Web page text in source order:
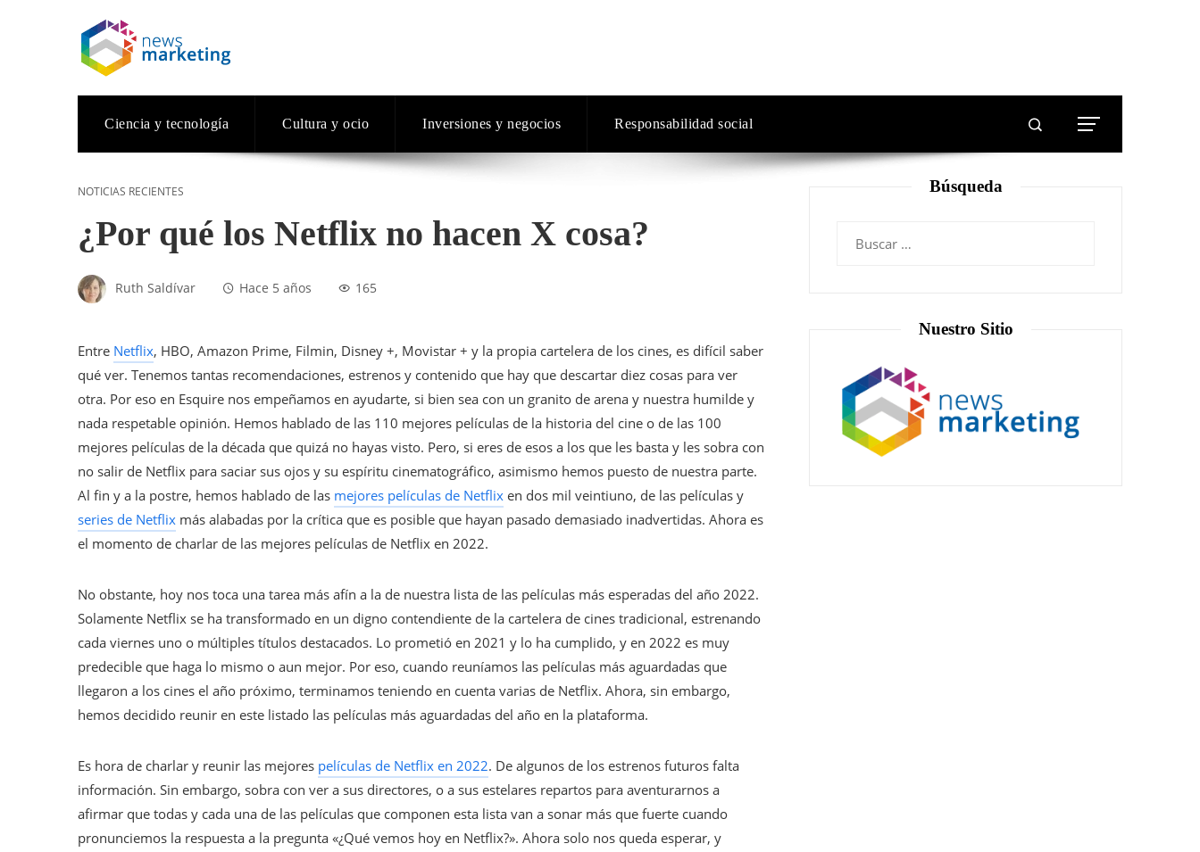
Ciencia y tecnología Cultura y ocio Inversiones y negocios Responsabilidad social
NOTICIAS RECIENTES
¿Por qué los Netflix no hacen X cosa?
Ruth Saldívar Hace 5 años 165
Entre Netflix, HBO, Amazon Prime, Filmin, Disney +, Movistar + y la propia cartelera de los cines, es difícil saber
qué ver. Tenemos tantas recomendaciones, estrenos y contenido que hay que descartar diez cosas para ver
otra. Por eso en Esquire nos empeñamos en ayudarte, si bien sea con un granito de arena y nuestra humilde y
nada respetable opinión. Hemos hablado de las 110 mejores películas de la historia del cine o de las 100
mejores películas de la década que quizá no hayas visto. Pero, si eres de esos a los que les basta y les sobra con
no salir de Netflix para saciar sus ojos y su espíritu cinematográfico, asimismo hemos puesto de nuestra parte.
Al fin y a la postre, hemos hablado de las mejores películas de Netflix en dos mil veintiuno, de las películas y
series de Netflix más alabadas por la crítica que es posible que hayan pasado demasiado inadvertidas. Ahora es
el momento de charlar de las mejores películas de Netflix en 2022.
No obstante, hoy nos toca una tarea más afín a la de nuestra lista de las películas más esperadas del año 2022.
Solamente Netflix se ha transformado en un digno contendiente de la cartelera de cines tradicional, estrenando
cada viernes uno o múltiples títulos destacados. Lo prometió en 2021 y lo ha cumplido, y en 2022 es muy
predecible que haga lo mismo o aun mejor. Por eso, cuando reuníamos las películas más aguardadas que
llegaron a los cines el año próximo, terminamos teniendo en cuenta varias de Netflix. Ahora, sin embargo,
hemos decidido reunir en este listado las películas más aguardadas del año en la plataforma.
Es hora de charlar y reunir las mejores películas de Netflix en 2022. De algunos de los estrenos futuros falta
información. Sin embargo, sobra con ver a sus directores, o a sus estelares repartos para aventurarnos a
afirmar que todas y cada una de las películas que componen esta lista van a sonar más que fuerte cuando
pronunciemos la respuesta a la pregunta «¿Qué vemos hoy en Netflix?». Ahora solo nos queda esperar, y
Búsqueda
Nuestro Sitio